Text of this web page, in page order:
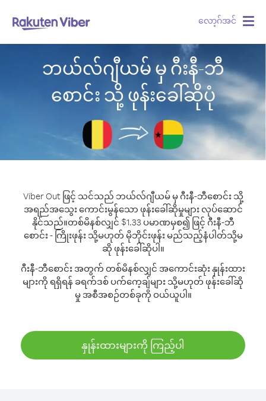
လော့ဂ်အင်
ဘယ်လ်ဂျီယမ် မှ ဂီးနီ-ဘီ
စောင်း သို့ ဖုန်းခေါ်ဆိုပုံ
Viber Out ဖြင့် သင်သည် ဘယ်လ်ဂျီယမ် မှ ဂီးနီ-ဘီစောင်း သို့
အရည်အသွေး ကောင်းမွန်သော ဖုန်းခေါ်ဆိုမှုများ လုပ်ဆောင်
နိုင်သည်။တစ်မိနစ်လျှင် $1.33 ပမာဏမှစ၍ ဖြင့် ဂီးနီ-ဘီ
စောင်း - ကြိုးဖုန်း သို့မဟုတ် မိုဘိုင်းဖုန်း မည်သည့်နံပါတ်သို့မ
ဆို ဖုန်းခေါ်ဆိုပါ။
ဂီးနီ-ဘီစောင်း အတွက် တစ်မိနစ်လျှင် အကောင်းဆုံး နှုန်းထား
များကို ရရှိရန် ခရက်ဒစ် ပက်ကေ့ချ်များ သို့မဟုတ် ဖုန်းခေါ်ဆို
မှု အစီအစဉ်တစ်ခုကို ဝယ်ယူပါ။
နှုန်းထားများကို ကြည့်ပါ